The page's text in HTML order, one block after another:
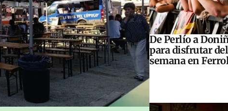
De Perlío a
para disfrutar
semana en